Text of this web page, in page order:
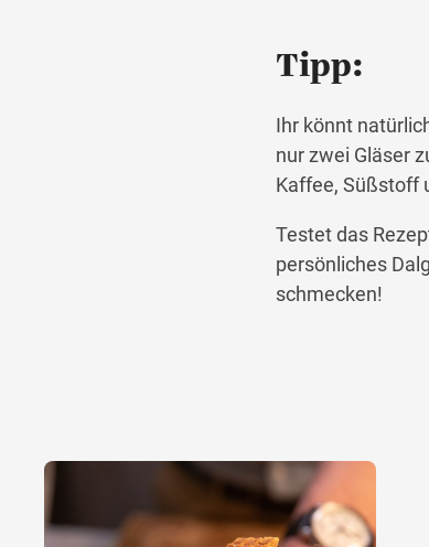
Tipp:
Ihr könnt
nur zwei Gläser
Kaffee, Süßstoff
Testet das
persönliches
schmecken!